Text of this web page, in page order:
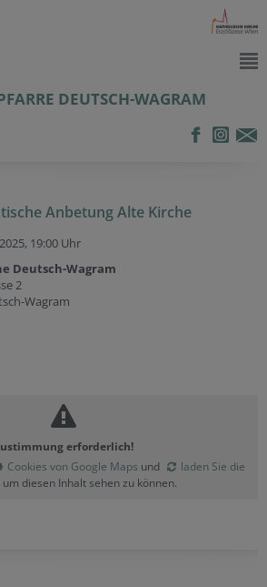
DEUTSCH-WAGRAM
Anbetung Alte Kirche
19:00 Uhr
Deutsch-Wagram
2
Wagram
erforderlich!
Cookies von Google Maps und
laden Sie die
um diesen Inhalt sehen zu können.